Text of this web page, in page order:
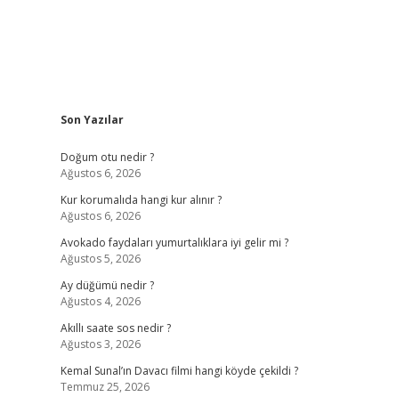
Sidebar
Son Yazılar
Doğum otu nedir ?
Ağustos 6, 2026
Kur korumalıda hangi kur alınır ?
Ağustos 6, 2026
Avokado faydaları yumurtalıklara iyi gelir mi ?
Ağustos 5, 2026
Ay düğümü nedir ?
Ağustos 4, 2026
Akıllı saate sos nedir ?
Ağustos 3, 2026
Kemal Sunal’ın Davacı filmi hangi köyde çekildi ?
Temmuz 25, 2026
betcivdcasino giriş